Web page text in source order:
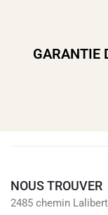
GARANTIE
NOUS TROUVER
2485 chemin